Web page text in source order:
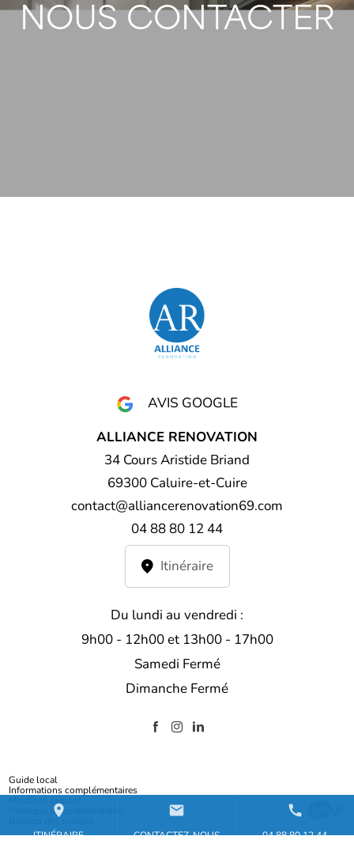
NOUS CONTACTER
place
ITINÉRAIRE
mail
CONTACTEZ-NOUS
call
04 88 80 12 44
AVIS GOOGLE
ALLIANCE RENOVATION
34 Cours Aristide Briand
69300 Caluire-et-Cuire
contact@alliancerenovation69.com
04 88 80 12 44
Itinéraire
Du lundi au vendredi :
9h00 - 12h00 et 13h00 - 17h00
Samedi Fermé
Dimanche Fermé
Guide local
Informations complémentaires
Mentions légales
Politique de confidentialité